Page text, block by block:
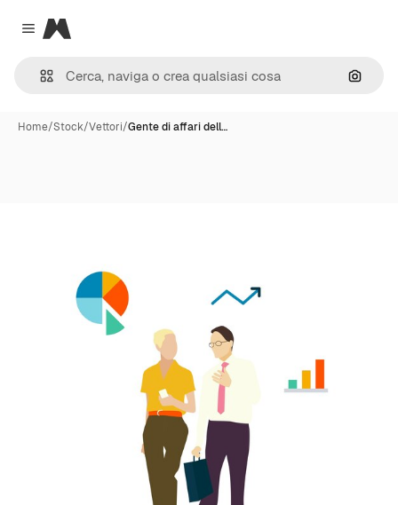
Close menu
Magnific
Cerca
Home/Stock/Vettori/Gente di affari dell…